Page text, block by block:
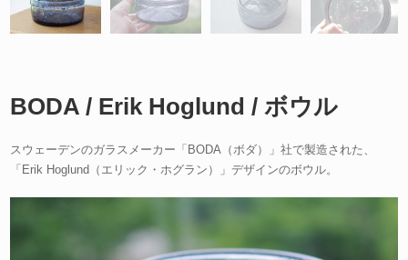
BODA / Erik Hoglund / ボウル
スウェーデンのガラスメーカー「BODA（ボダ）」社で製造された、
「Erik Hoglund（エリック・ホグラン）」デザインのボウル。